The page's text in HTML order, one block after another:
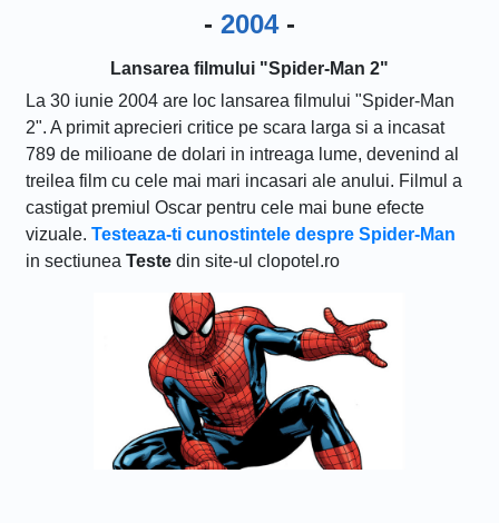
- 2004-
Lansarea filmului "Spider-Man 2"
La 30 iunie 2004 are loc lansarea filmului "Spider-Man
2". A primit aprecieri critice pe scara larga si a incasat
789 de milioane de dolari in intreaga lume, devenind al
treilea film cu cele mai mari incasari ale anului. Filmul a
castigat premiul Oscar pentru cele mai bune efecte
vizuale. Testeaza-ti cunostintele despre Spider-Man
in sectiunea Teste din site-ul clopotel.ro